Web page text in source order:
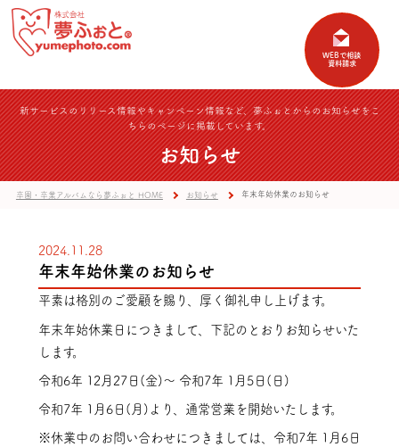
新サービスのリリース情報やキャンペーン情報など、夢ふぉとからのお知らせをこ
ちらのページに掲載しています。
お知らせ
卒園・卒業アルバムなら夢ふぉと HOME お知らせ 年末年始休業のお知らせ
2024.11.28
年末年始休業のお知らせ
平素は格別のご愛顧を賜り、厚く御礼申し上げます。
年末年始休業日につきまして、下記のとおりお知らせいた
します。
令和6年 12月27日(金)～ 令和7年 1月5日(日)
令和7年 1月6日(月)より、通常営業を開始いたします。
※休業中のお問い合わせにつきましては、令和7年 1月6日